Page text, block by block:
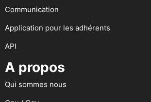
Communication
Application pour les adhérents
API
A propos
Qui sommes nous